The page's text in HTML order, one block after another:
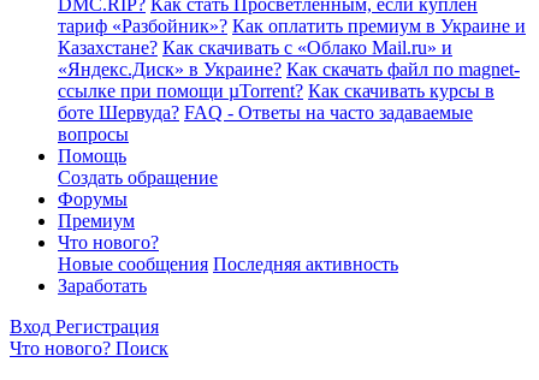
DMC.RIP? Как стать Просветленным, если куплен
тариф «Разбойник»? Как оплатить премиум в Украине и
Казахстане? Как скачивать с «Облако Mail.ru» и
«Яндекс.Диск» в Украине? Как скачать файл по magnet-
ссылке при помощи µTorrent? Как скачивать курсы в
боте Шервуда? FAQ - Ответы на часто задаваемые
вопросы
Помощь
Создать обращение
Форумы
Премиум
Что нового?
Новые сообщения Последняя активность
Заработать
Вход Регистрация
Что нового? Поиск